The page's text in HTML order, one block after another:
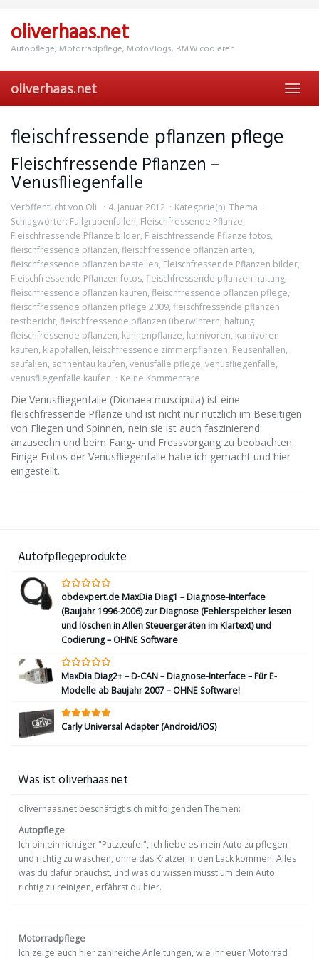
main
content
oliverhaas.net
Autopflege, Motorradpflege, MotoVlogs, BMW codieren
oliverhaas.net
fleischfressende pflanzen pflege
Fleischfressende Pflanzen –
Venusfliegenfalle
Veröffentlicht von Oli 4. Januar 2012 Kategorie(n): Thema
Schlagwörter: Fallgrubenfallen, Fleischfressende Pflanze,
Fleischfressende Pflanze bilder, Fleischfressende Pflanze fotos,
fleischfressende pflanzen, fleischfressende pflanzen arten,
fleischfressende pflanzen bestellen, Fleischfressende Pflanzen bilder,
Fleischfressende Pflanzen fotos, fleischfressende pflanzen haltung,
fleischfressende pflanzen kaufen, fleischfressende pflanzen pflege,
fleischfressende pflanzen pflege 2009, fleischfressende pflanzen
testbericht, fleischfressende pflanzen überwintern, haltung
fleischfressende pflanzen, kannenpflanze, karnivoren, karnivoren
kaufen, klappfallen, leischfressende zimmerpflanzen, Reusenfallen,
saufallen, sonnentau kaufen, venusfalle pflege, venusfliegenfalle,
venusfliegenfalle kaufen
Keine Kommentare
Die Venusfliegenfalle (Dionaea muscipula) ist eine
fleischfressende Pflanze und ist nicht nur nützlich im Beseitigen
von Fliegen und Spinnen, nein sie ist auch faszinierend
anzuseehn und beim Fang- und Fressvorgang zu beobachten.
Einige Fotos der Venusfliegenfalle habe ich gemacht und hier
eingestellt.
Autofpflegeprodukte
obdexpert.de MaxDia Diag1 – Diagnose-Interface
(Baujahr 1996-2006) zur Diagnose (Fehlerspeicher lesen
und löschen in Allen Steuergeräten im Klartext) und
Codierung – OHNE Software
MaxDia Diag2+ – D-CAN – Diagnose-Interface – Für E-
Modelle ab Baujahr 2007 – OHNE Software!
Carly Universal Adapter (Android/iOS)
Was ist oliverhaas.net
oliverhaas.net beschäftigt sich mit folgenden Themen:
Autopflege
Ich bin ein richtiger "Putzteufel", ich liebe es mein Auto zu pflegen
und richtig zu waschen, ohne das Kratzer in den Lack kommen. Alles
was du dafür brauchst, und was du wissen musst um dein Auto
richtig zu reinigen, erfährst du hier.
Motorradpflege
Ich zeige euch hier zahlreiche Anleitungen, wie ihr euer Motorrad